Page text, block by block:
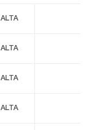
ALTA
ALTA
ALTA
ALTA